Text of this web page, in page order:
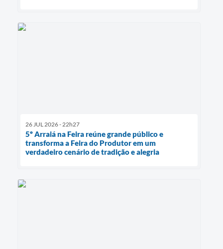
26 JUL 2026 - 22h27
5º Arraiá na Feira reúne grande público e
transforma a Feira do Produtor em um
verdadeiro cenário de tradição e alegria